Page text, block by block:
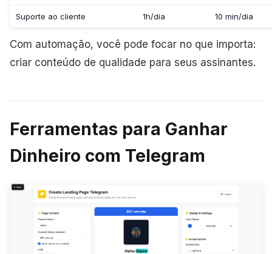
Suporte ao cliente 1h/dia 10 min/dia
Com automação, você pode focar no que importa:
criar conteúdo de qualidade para seus assinantes.
Ferramentas para Ganhar
Dinheiro com Telegram